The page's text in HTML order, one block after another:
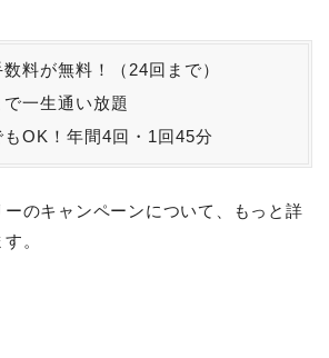
料が無料！（24回まで）
一生通い放題
OK！年間4回・1回45分
のキャンペーンについて、もっと詳
。